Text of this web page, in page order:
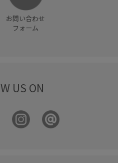
お問い合わせ
フォーム
US ON